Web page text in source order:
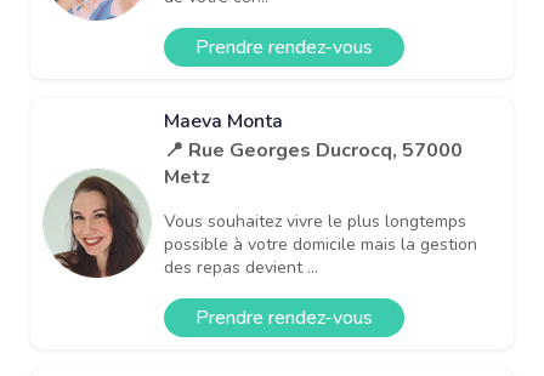
Prendre rendez-vous
Maeva Monta
📍 Rue Georges Ducrocq, 57000
Metz
Vous souhaitez vivre le plus longtemps
possible à votre domicile mais la gestion
des repas devient ...
Prendre rendez-vous